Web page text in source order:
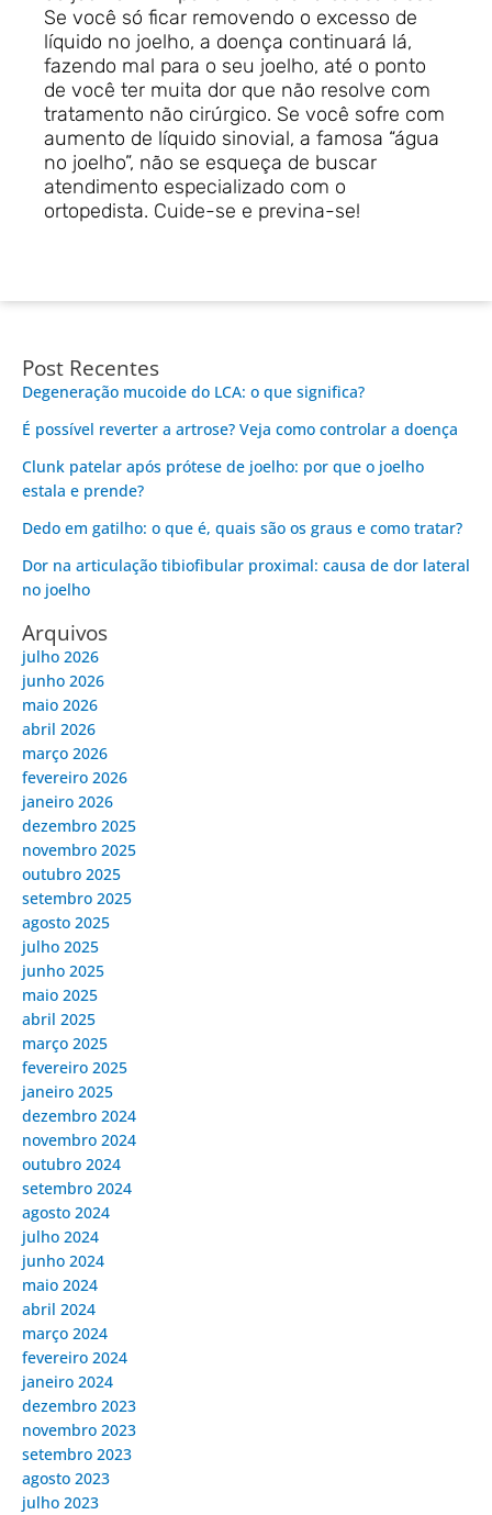
Se você só ficar removendo o excesso de
líquido no joelho, a doença continuará lá,
fazendo mal para o seu joelho, até o ponto
de você ter muita dor que não resolve com
tratamento não cirúrgico. Se você sofre com
aumento de líquido sinovial, a famosa “água
no joelho”, não se esqueça de buscar
atendimento especializado com o
ortopedista. Cuide-se e previna-se!
Post Recentes
Degeneração mucoide do LCA: o que significa?
É possível reverter a artrose? Veja como controlar a doença
Clunk patelar após prótese de joelho: por que o joelho
estala e prende?
Dedo em gatilho: o que é, quais são os graus e como tratar?
Dor na articulação tibiofibular proximal: causa de dor lateral
no joelho
Arquivos
julho 2026
junho 2026
maio 2026
abril 2026
março 2026
fevereiro 2026
janeiro 2026
dezembro 2025
novembro 2025
outubro 2025
setembro 2025
agosto 2025
julho 2025
junho 2025
maio 2025
abril 2025
março 2025
fevereiro 2025
janeiro 2025
dezembro 2024
novembro 2024
outubro 2024
setembro 2024
agosto 2024
julho 2024
junho 2024
maio 2024
abril 2024
março 2024
fevereiro 2024
janeiro 2024
dezembro 2023
novembro 2023
setembro 2023
agosto 2023
julho 2023